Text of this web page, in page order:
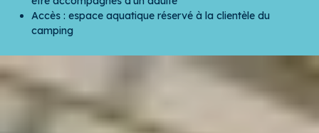
Accès : espace aquatique réservé à la clientèle du
camping